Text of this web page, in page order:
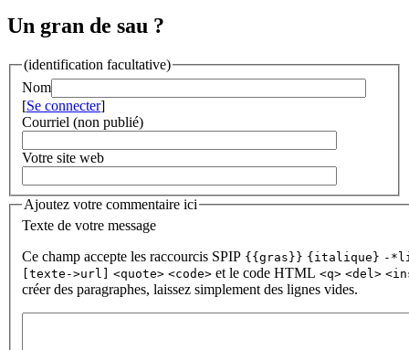
Un gran de sau ?
(identification facultative)
Nom
[Se connecter]
Courriel (non publié)
Votre site web
Ajoutez votre commentaire ici
Texte de votre message
Ce champ accepte les raccourcis SPIP {{gras}} {italique} -
[texte->url]
<quote> <code> et le code HTML <q> <del>
créer des paragraphes, laissez simplement des lignes vides.